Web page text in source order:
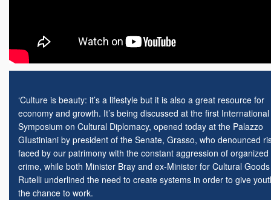
‘Culture is beauty: it’s a lifestyle but it is also a great resource for
economy and growth. It’s being discussed at the first International
Symposium on Cultural Diplomacy, opened today at the Palazzo
GIustiniani by president of the Senate, Grasso, who denounced
faced by our patrimony with the constant aggression of organized
crime, while both Minister Bray and ex-Minister for Cultural Goods
Rutelli underlined the need to create systems in order to give
the chance to work.